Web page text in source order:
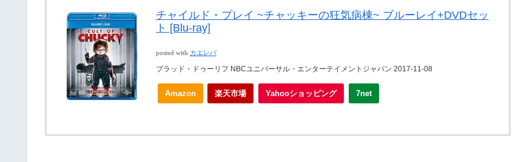
チャイルド・プレイ ~チャッキーの狂気病棟~ ブルーレイ+DVDセッ
ト [Blu-ray]
posted with カエレバ
ブラッド・ドゥーリフ NBCユニバーサル・エンターテイメントジャパン 2017-11-08
Amazon 楽天市場 Yahooショッピング 7net